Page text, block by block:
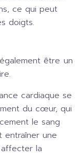
ce qui peut
doigts.
être un
cardiaque se
du cœur, qui
le sang
entraîner une
la